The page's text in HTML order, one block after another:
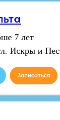
7 лет
Искры и
Записаться